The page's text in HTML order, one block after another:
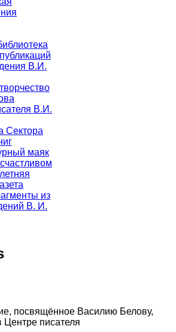
В.И.
В.И.
Сектора
маяк
из
В. И.
посвящённое Василию Белову,
Центре писателя